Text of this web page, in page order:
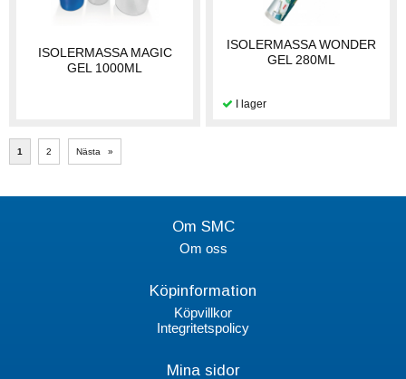
ISOLERMASSA MAGIC
GEL 1000ML
ISOLERMASSA WONDER
GEL 280ML
1 2 Nästa »
Om SMC
Om oss
Köpinformation
Köpvillkor
Integritetspolicy
Mina sidor